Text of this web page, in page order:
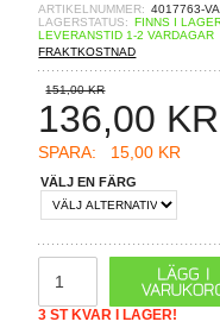
ARTIKELNUMMER: 4017763-
LAGERSTATUS: FINNS I
LEVERANSTID 1-2 VARDAGAR
FRAKTKOSTNAD
151,00 KR
136,00 KR
SPARA: 15,00 KR
VÄLJ EN FÄRG
3 ST KVAR I LAGER!